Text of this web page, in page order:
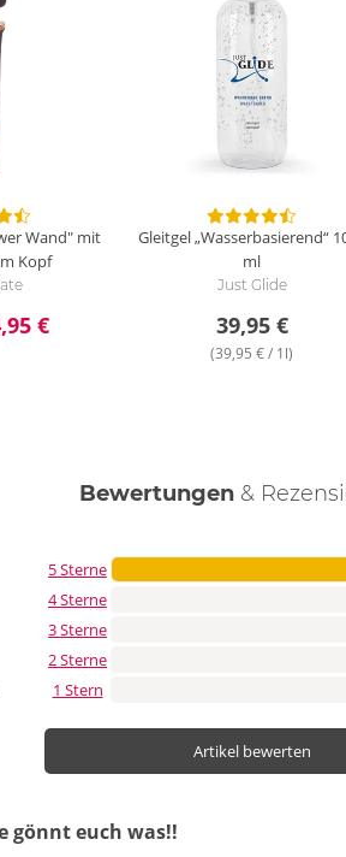
Wand" mit
Kopf
€
Gleitgel „Wasserbasierend“
ml
Just Glide
39,95 €
(39,95 € / 1l)
Bewertungen &
5 Sterne
4 Sterne
3 Sterne
2 Sterne
1 Stern
Artikel bewerten
gönnt euch was!!